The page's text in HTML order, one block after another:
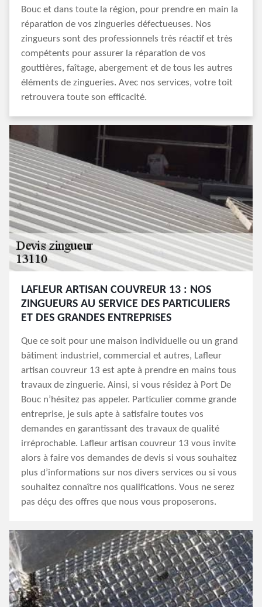
Bouc et dans toute la région, pour prendre en main la
réparation de vos zingueries défectueuses. Nos
zingueurs sont des professionnels très réactif et très
compétents pour assurer la réparation de vos
gouttières, faîtage, abergement et de tous les autres
éléments de zingueries. Avec nos services, votre toit
retrouvera toute son efficacité.
LAFLEUR ARTISAN COUVREUR 13 : NOS
ZINGUEURS AU SERVICE DES PARTICULIERS
ET DES GRANDES ENTREPRISES
Que ce soit pour une maison individuelle ou un grand
bâtiment industriel, commercial et autres, Lafleur
artisan couvreur 13 est apte à prendre en mains tous
travaux de zinguerie. Ainsi, si vous résidez à Port De
Bouc n’hésitez pas appeler. Particulier comme grande
entreprise, je suis apte à satisfaire toutes vos
demandes en garantissant des travaux de qualité
irréprochable. Lafleur artisan couvreur 13 vous invite
alors à faire vos demandes de devis si vous souhaitez
plus d’informations sur nos divers services ou si vous
souhaitez connaître nos qualifications. Vous ne serez
pas déçu des offres que nous vous proposerons.